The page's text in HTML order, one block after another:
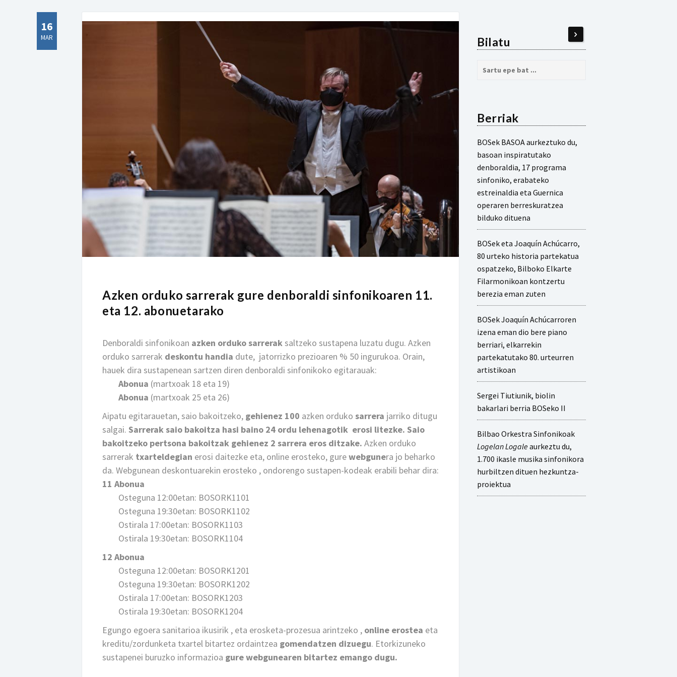
16
MAR
Azken orduko sarrerak gure denboraldi sinfonikoaren 11.
eta 12. abonuetarako
Denboraldi sinfonikoan azken orduko sarrerak saltzeko sustapena luzatu dugu. Azken
orduko sarrerak deskontu handia dute, jatorrizko prezioaren % 50 ingurukoa. Orain,
hauek dira sustapenean sartzen diren denboraldi sinfonikoko egitarauak:
Abonua (martxoak 18 eta 19)
Abonua (martxoak 25 eta 26)
Aipatu egitarauetan, saio bakoitzeko, gehienez 100 azken orduko sarrera jarriko ditugu
salgai. Sarrerak saio bakoitza hasi baino 24 ordu lehenagotik erosi litezke. Saio
bakoitzeko pertsona bakoitzak gehienez 2 sarrera eros ditzake. Azken orduko
sarrerak txarteldegian erosi daitezke eta, online erosteko, gurewebgunera jo beharko
da. Webgunean deskontuarekin erosteko , ondorengo sustapen-kodeak erabili behar dira:
11 Abonua
Osteguna 12:00etan: BOSORK1101
Osteguna 19:30etan: BOSORK1102
Ostirala 17:00etan: BOSORK1103
Ostirala 19:30etan: BOSORK1104
12 Abonua
Osteguna 12:00etan: BOSORK1201
Osteguna 19:30etan: BOSORK1202
Ostirala 17:00etan: BOSORK1203
Ostirala 19:30etan: BOSORK1204
Egungo egoera sanitarioa ikusirik , eta erosketa-prozesua arintzeko , online erostea eta
kreditu/zordunketa txartel bitartez ordaintzea gomendatzen dizuegu. Etorkizuneko
sustapenei buruzko informazioa gure webgunearen bitartez emango dugu.
Bilatu
Bidali:
Berriak
BOSek BASOA aurkeztuko du,
basoan inspiratutako
denboraldia, 17 programa
sinfoniko, erabateko
estreinaldia eta Guernica
operaren berreskuratzea
bilduko dituena
BOSek eta Joaquín Achúcarro,
80 urteko historia partekatua
ospatzeko, Bilboko Elkarte
Filarmonikoan kontzertu
berezia eman zuten
BOSek Joaquín Achúcarroren
izena eman dio bere piano
berriari, elkarrekin
partekatutako 80. urteurren
artistikoan
Sergei Tiutiunik, biolin
bakarlari berria BOSeko II
Bilbao Orkestra Sinfonikoak
Logelan Logaleaurkeztu du,
1.700 ikasle musika sinfonikora
hurbiltzen dituen hezkuntza-
proiektua